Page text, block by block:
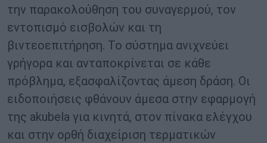
την παρακολούθηση του συναγερμού, τον
εντοπισμό εισβολών και τη
βιντεοεπιτήρηση. Το σύστημα ανιχνεύει
γρήγορα και ανταποκρίνεται σε κάθε
πρόβλημα, εξασφαλίζοντας άμεση δράση. Οι
ειδοποιήσεις φθάνουν άμεσα στην εφαρμογή
της akubela για κινητά, στον πίνακα ελέγχου
και στην ορθή διαχείριση τερματικών